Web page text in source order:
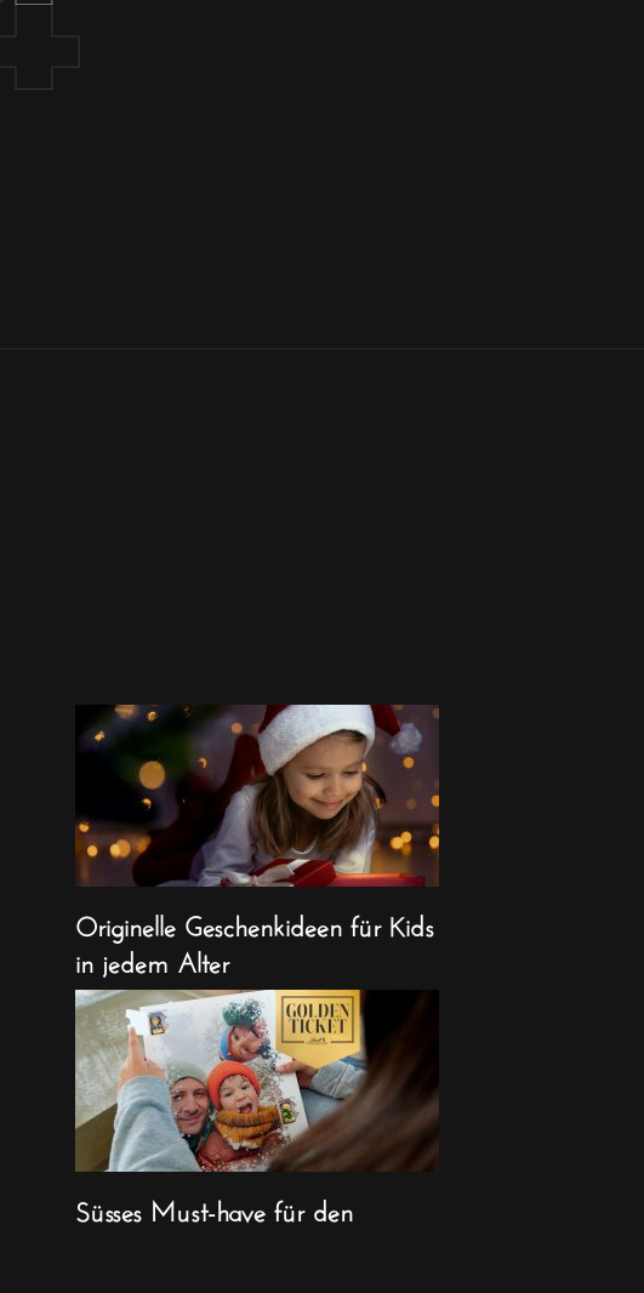
Originelle Geschenkideen für Kids
in jedem Alter
Süsses Must-have für den